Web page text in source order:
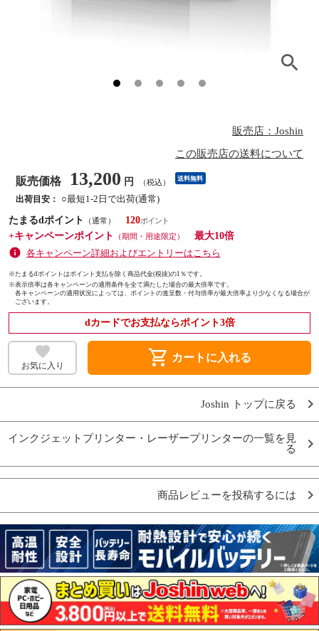
販売店：Joshin
この販売店の送料について
販売価格 13,200 円 （税込） 送料無料
出荷目安：
○最短1-2日で出荷(通常)
たまるdポイント
（通常）
120
+キャンペーンポイント
（期間・用途限定）
最大10倍
各キャンペーン詳細およびエントリーはこちら
※たまるdポイントはポイント支払を除く商品代金(税抜)の1％です。
※表示倍率は各キャンペーンの適用条件を全て満たした場合の最大倍率です。
各キャンペーンの適用状況によっては、ポイントの進呈数・付与倍率が最大倍率より少なくなる場合が
ございます。
dカードでお支払ならポイント3倍
お気に入り shopping_cart カートに入れる
Joshin トップに戻る
インクジェットプリンター・レーザープリンターの一覧を見
る
商品レビューを投稿するには